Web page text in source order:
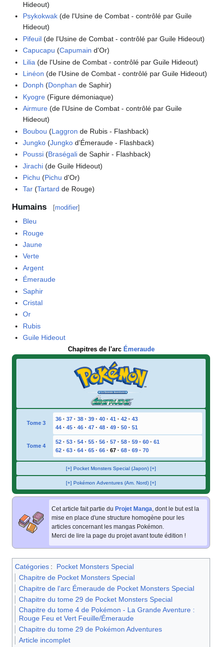
Hideout)
Psykokwak (de l'Usine de Combat - contrôlé par Guile
Hideout)
Pifeuil (de l'Usine de Combat - contrôlé par Guile Hideout)
Capucapu (Capumain d'Or)
Lilia (de l'Usine de Combat - contrôlé par Guile Hideout)
Linéon (de l'Usine de Combat - contrôlé par Guile Hideout)
Donph (Donphan de Saphir)
Kyogre (Figure démoniaque)
Airmure (de l'Usine de Combat - contrôlé par Guile
Hideout)
Boubou (Laggron de Rubis - Flashback)
Jungko (Jungko d'Émeraude - Flashback)
Poussi (Braségali de Saphir - Flashback)
Jirachi (de Guile Hideout)
Pichu (Pichu d'Or)
Tar (Tartard de Rouge)
Humains [modifier]
Bleu
Rouge
Jaune
Verte
Argent
Émeraude
Saphir
Cristal
Or
Rubis
Guile Hideout
Chapitres de l'arc Émeraude
Tome 3
36 · 37 · 38 · 39 · 40 · 41 · 42 · 43
44 · 45 · 46 · 47 · 48 · 49 · 50 · 51
Tome 4
52 · 53 · 54 · 55 · 56 · 57 · 58 · 59 · 60 · 61
62 · 63 · 64 · 65 · 66 · 67 · 68 · 69 · 70
[+] Pocket Monsters Special (Japon) [+]
[+] Pokémon Adventures (Am. Nord) [+]
Cet article fait partie du Projet Manga, dont le but est la
mise en place d'une structure homogène pour les
articles concernant les mangas Pokémon.
Merci de lire la page du projet avant toute édition !
Catégories :
Pocket Monsters Special
Chapitre de Pocket Monsters Special
Chapitre de l'arc Émeraude de Pocket Monsters Special
Chapitre du tome 29 de Pocket Monsters Special
Chapitre du tome 4 de Pokémon - La Grande Aventure :
Rouge Feu et Vert Feuille/Émeraude
Chapitre du tome 29 de Pokémon Adventures
Article incomplet